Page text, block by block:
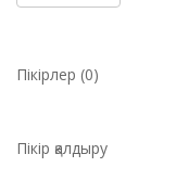
Пікірлер (0)
Пікір қалдыру